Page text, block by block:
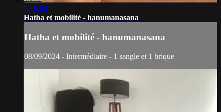
1:10:00
Hatha et mobilité - hanumanasana
Hatha et mobilité - hanumanasana
08/09/2024 - Intermédiaire - 1 sangle et 1 brique